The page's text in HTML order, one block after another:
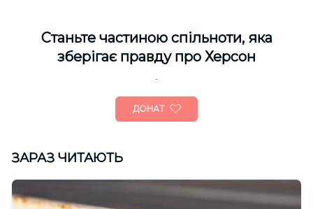
Cтаньте частиною спільноти, яка
зберігає правду про Херсон
ДОНАТ
ЗАРАЗ ЧИТАЮТЬ